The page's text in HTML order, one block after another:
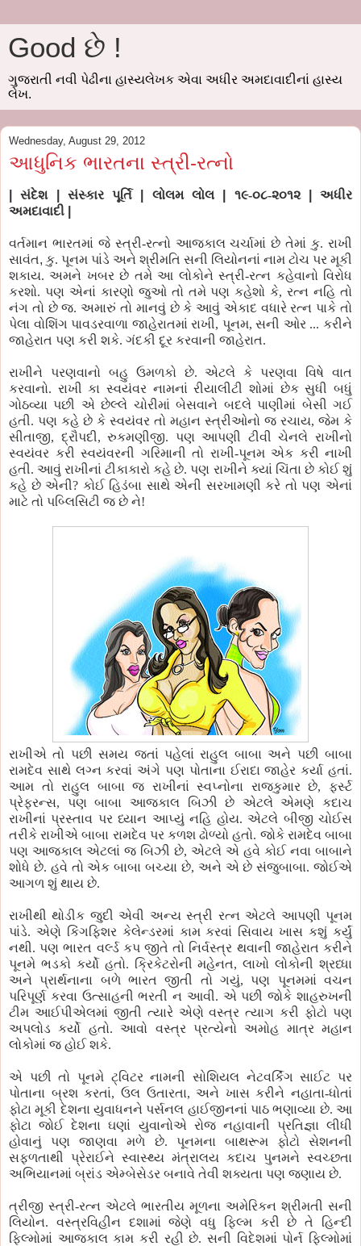
Good છે !
ગુજરાતી નવી પેઢીના હાસ્યલેખક એવા અધીર અમદાવાદીનાં હાસ્ય
લેખ.
Wednesday, August 29, 2012
આધુનિક ભારતના સ્ત્રી-રત્નો
|સંદેશ સંસ્કાર પૂર્તિ લોલમ લોલ ૧૯-૦૮-૨૦૧૨ |અધીર
અમદાવાદી
વર્તમાન ભારતમાં જે સ્ત્રી-રત્નો આજકાલ ચર્ચામાં છે તેમાં કુ. રાખી
સાવંત, કુ. પૂનમ પાંડે અને શ્રીમતિ સની લિયોનનાં નામ ટોચ પર મૂકી
શકાય. અમને ખબર છે તમે આ લોકોને સ્ત્રી-રત્ન કહેવાનો વિરોધ
કરશો. પણ એનાં કારણો જુઓ તો તમે પણ કહેશો કે, રત્ન નહિ તો
નંગ તો છે જ. અમારું તો માનવું છે કે આવું એકાદ વધારે રત્ન પાકે તો
પેલા વોશિંગ પાવડરવાળા જાહેરાતમાં રાખી, પૂનમ, સની ઓર ... કરીને
જાહેરાત પણ કરી શકે. ગંદકી દૂર કરવાની જાહેરાત.
રાખીને પરણવાનો બહુ ઉમળકો છે. એટલે કે પરણવા વિષે વાત
કરવાનો. રાખી કા સ્વયંવર નામનાં રીયાલીટી શોમાં છેક સુધી બધું
ગોઠવ્યા પછી એ છેલ્લે ચોરીમાં બેસવાને બદલે પાણીમાં બેસી ગઈ
હતી. પણ કહે છે કે સ્વયંવર તો મહાન સ્ત્રીઓનો જ રચાય, જેમ કે
સીતાજી, દ્રૌપદી, રુકમણીજી. પણ આપણી ટીવી ચેનલે રાખીનો
સ્વયંવર કરી સ્વયંવરની ગરિમાની તો રાખી-પૂનમ એક કરી નાખી
હતી. આવું રાખીનાં ટીકાકારો કહે છે. પણ રાખીને ક્યાં ચિંતા છે કોઈ શું
કહે છે એની? કોઈ હિડંબા સાથે એની સરખામણી કરે તો પણ એનાં
માટે તો પબ્લિસિટી જ છે ને!
રાખીએ તો પછી સમય જતાં પહેલાં રાહુલ બાબા અને પછી બાબા
રામદેવ સાથે લગ્ન કરવાં અંગે પણ પોતાના ઈરાદા જાહેર કર્યા હતાં.
આમ તો રાહુલ બાબા જ રાખીનાં સ્વપ્નોના રાજકુમાર છે, ફર્સ્ટ
પ્રેફરન્સ, પણ બાબા આજકાલ બિઝી છે એટલે એમણે કદાચ
રાખીનાં પ્રસ્તાવ પર ધ્યાન આપ્યું નહિ હોય. એટલે બીજી ચોઈસ
તરીકે રાખીએ બાબા રામદેવ પર કળશ ઢોળ્યો હતો. જોકે રામદેવ બાબા
પણ આજકાલ એટલાં જ બિઝી છે, એટલે એ હવે કોઈ નવા બાબાને
શોધે છે. હવે તો એક બાબા બચ્યા છે, અને એ છે સંજુબાબા. જોઈએ
આગળ શું થાય છે.
રાખીથી થોડીક જુદી એવી અન્ય સ્ત્રી રત્ન એટલે આપણી પૂનમ
પાંડે. એણે કિંગફિશર કેલેન્ડરમાં કામ કરવાં સિવાય ખાસ કશું કર્યું
નથી. પણ ભારત વર્લ્ડ કપ જીતે તો નિર્વસ્ત્ર થવાની જાહેરાત કરીને
પૂનમે ભડકો કર્યો હતો. ક્રિકેટરોની મહેનત, લાખો લોકોની શ્રધ્ધા
અને પ્રાર્થનાના બળે ભારત જીતી તો ગયું, પણ પૂનમમાં વચન
પરિપૂર્ણ કરવા ઉત્સાહની ભરતી ન આવી. એ પછી જોકે શાહરુખની
ટીમ આઈપીએલમાં જીતી ત્યારે એણે વસ્ત્ર ત્યાગ કરી ફોટો પણ
અપલોડ કર્યો હતો. આવો વસ્ત્ર પ્રત્યેનો અમોહ માત્ર મહાન
લોકોમાં જ હોઈ શકે.
એ પછી તો પૂનમે ટ્વિટર નામની સોશિયલ નેટવર્કિંગ સાઈટ પર
પોતાના બ્રશ કરતાં, ઉલ ઉતારતા, અને ખાસ કરીને નહાતા-ધોતાં
ફોટા મૂકી દેશના યુવાધનને પર્સનલ હાઈજીનનાં પાઠ ભણાવ્યા છે. આ
ફોટા જોઈ દેશના ઘણાં યુવાનોએ રોજ નહાવાની પ્રતિજ્ઞા લીધી
હોવાનું પણ જાણવા મળે છે. પૂનમના બાથરૂમ ફોટો સેશનની
સફળતાથી પ્રેરાઈને સ્વાસ્થ્ય મંત્રાલય કદાચ પુનમને સ્વચ્છતા
અભિયાનમાં બ્રાંડ એમ્બેસેડર બનાવે તેવી શક્યતા પણ જણાય છે.
ત્રીજી સ્ત્રી-રત્ન એટલે ભારતીય મૂળના અમેરિકન શ્રીમતી સની
લિયોન. વસ્ત્રવિહીન દશામાં જેણે વધુ ફિલ્મ કરી છે તે હિન્દી
ફિલ્મોમાં આજકાલ કામ કરી રહી છે. સની વિદેશમાં પોર્ન ફિલ્મોમાં